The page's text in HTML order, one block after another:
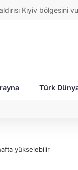
Kıyiv bölgesini
16,3788
Türk
yükselebilir